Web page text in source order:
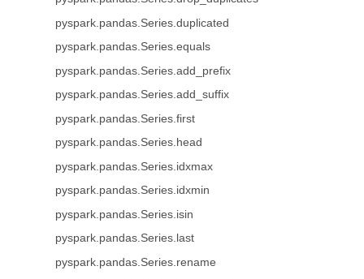
pyspark.pandas.Series.duplicated
pyspark.pandas.Series.equals
pyspark.pandas.Series.add_prefix
pyspark.pandas.Series.add_suffix
pyspark.pandas.Series.first
pyspark.pandas.Series.head
pyspark.pandas.Series.idxmax
pyspark.pandas.Series.idxmin
pyspark.pandas.Series.isin
pyspark.pandas.Series.last
pyspark.pandas.Series.rename